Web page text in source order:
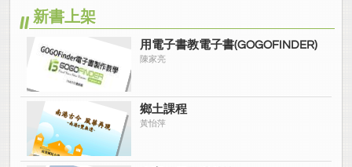
新書上架
用電子書教電子書(GOGOFINDER)
陳家亮
鄉土課程
黃怡萍